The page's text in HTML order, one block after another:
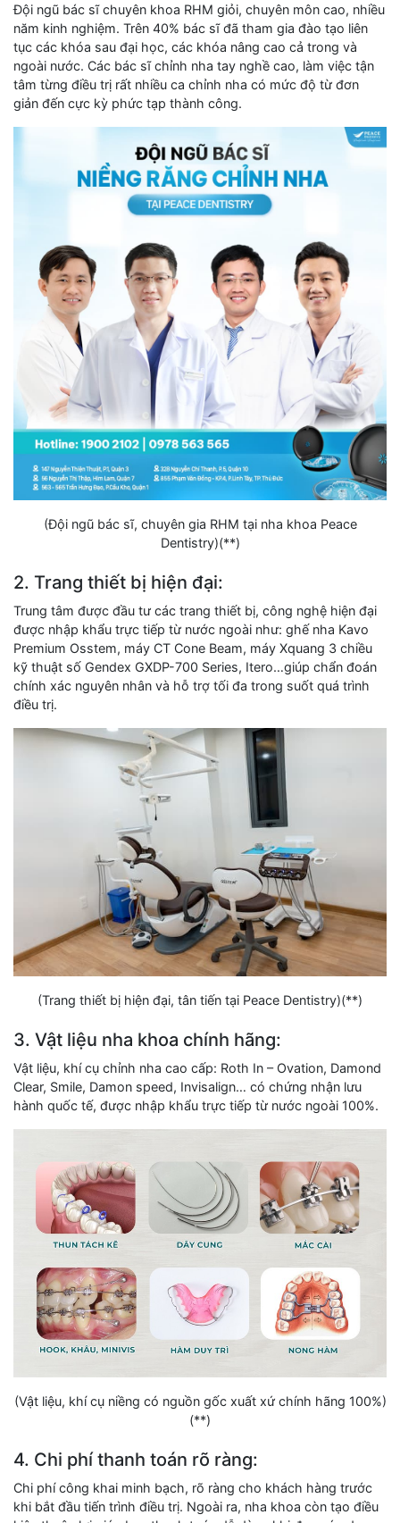
Đội ngũ bác sĩ chuyên khoa RHM giỏi, chuyên môn cao, nhiều
năm kinh nghiệm. Trên 40% bác sĩ đã tham gia đào tạo liên
tục các khóa sau đại học, các khóa nâng cao cả trong và
ngoài nước. Các bác sĩ chỉnh nha tay nghề cao, làm việc tận
tâm từng điều trị rất nhiều ca chỉnh nha có mức độ từ đơn
giản đến cực kỳ phức tạp thành công.
(Đội ngũ bác sĩ, chuyên gia RHM tại nha khoa Peace
Dentistry)(**)
2. Trang thiết bị hiện đại:
Trung tâm được đầu tư các trang thiết bị, công nghệ hiện đại
được nhập khẩu trực tiếp từ nước ngoài như: ghế nha Kavo
Premium Osstem, máy CT Cone Beam, máy Xquang 3 chiều
kỹ thuật số Gendex GXDP-700 Series, Itero…giúp chẩn đoán
chính xác nguyên nhân và hỗ trợ tối đa trong suốt quá trình
điều trị.
(Trang thiết bị hiện đại, tân tiến tại Peace Dentistry)(**)
3. Vật liệu nha khoa chính hãng:
Vật liệu, khí cụ chỉnh nha cao cấp: Roth In – Ovation, Damond
Clear, Smile, Damon speed, Invisalign… có chứng nhận lưu
hành quốc tế, được nhập khẩu trực tiếp từ nước ngoài 100%.
(Vật liệu, khí cụ niềng có nguồn gốc xuất xứ chính hãng 100%)
(**)
4. Chi phí thanh toán rõ ràng:
Chi phí công khai minh bạch, rõ ràng cho khách hàng trước
khi bắt đầu tiến trình điều trị. Ngoài ra, nha khoa còn tạo điều